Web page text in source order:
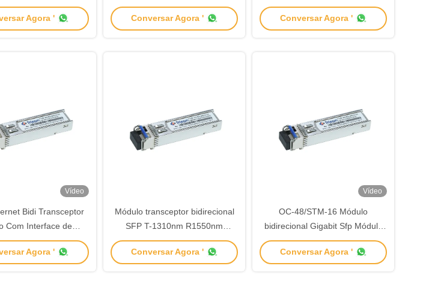
1550nm/1310nm
Agora '
15kmTx-1550nm Rate de dados
Rx-1310nm
Conversar Agora '
1310nm/1550nm 40km
Conversar Agora '
Vídeo
Bidi Transceptor
Com Interface de
LC Único 20km
Agora '
Módulo transceptor bidirecional
SFP T-1310nm R1550nm
Distância 40km
Conversar Agora '
Vídeo
OC-48/STM-16 Módulo
bidirecional Gigabit Sfp Módulo
transceptor de fibra óptica
Conversar Agora '